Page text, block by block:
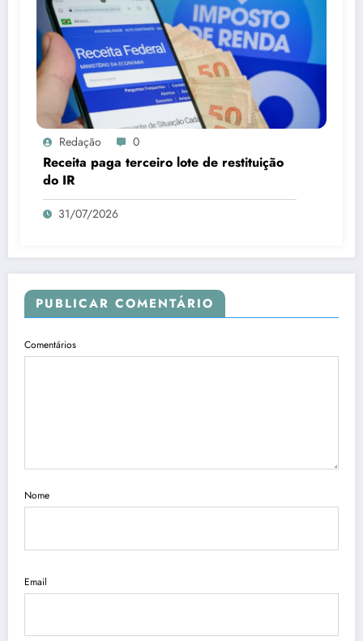
Redação 0
Receita paga terceiro lote de restituição
do IR
31/07/2026
PUBLICAR COMENTÁRIO
Comentários
Nome
Email